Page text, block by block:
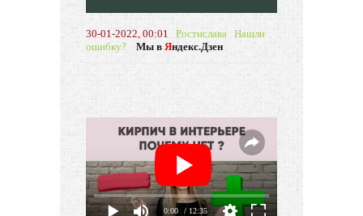
30-01-2022, 00:01 Ростислава Нашли
ошибку?
Мы в Яндекс.Дзен
0:00 / 12:35